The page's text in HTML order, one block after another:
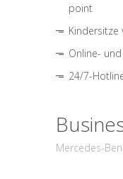
point
Kindersitze
Online-
24/7-
Mercedes-